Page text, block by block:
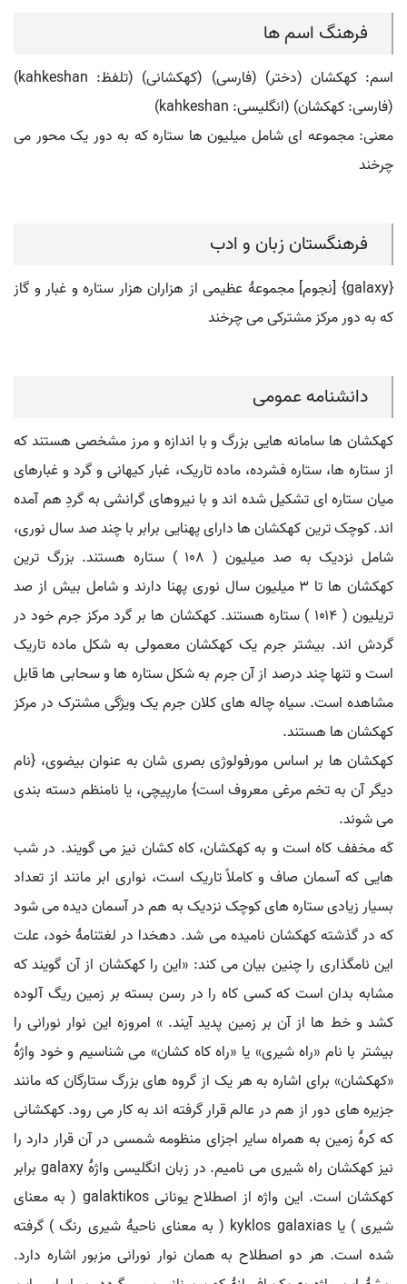
فرهنگ اسم ها
اسم: کهکشان (دختر) (فارسی) (کهکشانی) (تلفظ: kahkeshan)
(فارسی: کهکشان) (انگلیسی: kahkeshan)
معنی: مجموعه ای شامل میلیون ها ستاره که به دور یک محور می
چرخند
فرهنگستان زبان و ادب
{galaxy} [نجوم] مجموعۀ عظیمی از هزاران هزار ستاره و غبار و گاز
که به دور مرکز مشترکی می چرخند
دانشنامه عمومی
کهکشان ها سامانه هایی بزرگ و با اندازه و مرز مشخصی هستند که
از ستاره ها، ستاره فشرده، ماده تاریک، غبار کیهانی و گرد و غبارهای
میان ستاره ای تشکیل شده اند و با نیروهای گرانشی به گردِ هم آمده
اند. کوچک ترین کهکشان ها دارای پهنایی برابر با چند صد سال نوری،
شامل نزدیک به صد میلیون ( ۱۰۸ ) ستاره هستند. بزرگ ترین
کهکشان ها تا ۳ میلیون سال نوری پهنا دارند و شامل بیش از صد
تریلیون ( ۱۰۱۴ ) ستاره هستند. کهکشان ها بر گرد مرکز جرم خود در
گردش اند. بیشتر جرم یک کهکشان معمولی به شکل ماده تاریک
است و تنها چند درصد از آن جرم به شکل ستاره ها و سحابی ها قابل
مشاهده است. سیاه چاله های کلان جرم یک ویژگی مشترک در مرکز
کهکشان ها هستند.
کهکشان ها بر اساس مورفولوژی بصری شان به عنوان بیضوی، {نام
دیگر آن به تخم مرغی معروف است} مارپیچی، یا نامنظم دسته بندی
می شوند.
کَه مخفف کاه است و به کهکشان، کاه کشان نیز می گویند. در شب
هایی که آسمان صاف و کاملاً تاریک است، نواری ابر مانند از تعداد
بسیار زیادی ستاره های کوچک نزدیک به هم در آسمان دیده می شود
که در گذشته کهکشان نامیده می شد. دهخدا در لغتنامهٔ خود، علت
این نامگذاری را چنین بیان می کند: «این را کهکشان از آن گویند که
مشابه بدان است که کسی کاه را در رسن بسته بر زمین ریگ آلوده
کشد و خط ها از آن بر زمین پدید آیند. » امروزه این نوار نورانی را
بیشتر با نام «راه شیری» یا «راه کاه کشان» می شناسیم و خود واژهٔ
«کهکشان» برای اشاره به هر یک از گروه های بزرگ ستارگان که مانند
جزیره های دور از هم در عالم قرار گرفته اند به کار می رود. کهکشانی
که کرهٔ زمین به همراه سایر اجزای منظومه شمسی در آن قرار دارد را
نیز کهکشان راه شیری می نامیم. در زبان انگلیسی واژهٔ galaxy برابر
کهکشان است. این واژه از اصطلاح یونانی galaktikos ( به معنای
شیری ) یا kyklos galaxias ( به معنای ناحیهٔ شیری رنگ ) گرفته
شده است. هر دو اصطلاح به همان نوار نورانی مزبور اشاره دارد.